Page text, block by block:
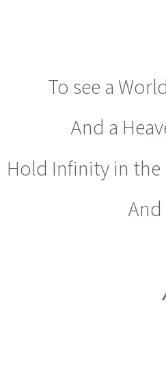
To see a
And a
Hold Infinity in